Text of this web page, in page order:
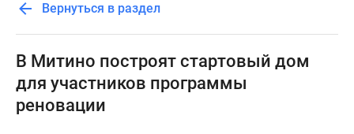
Москвы
Готовые
новостройки
Новостройки
карте
Вернуться в раздел
В Митино построят стартовый дом
для участников программы
реновации